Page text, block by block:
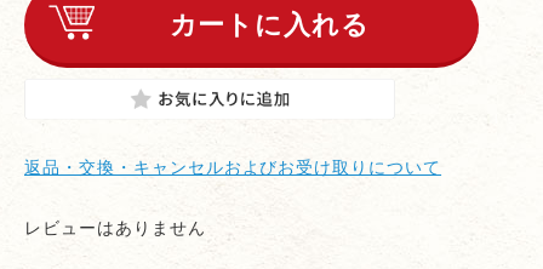
返品・交換・キャンセルおよびお受け取りについて
レビューはありません